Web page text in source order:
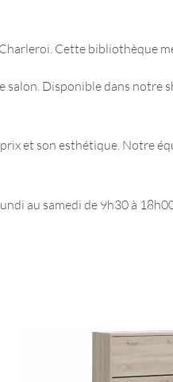
Cette bibliothèque
Disponible dans notre
et son esthétique. Notre
au samedi de 9h30 à